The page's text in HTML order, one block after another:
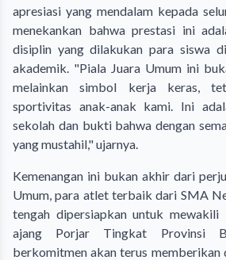
apresiasi yang mendalam kepada
menekankan bahwa prestasi ini
disiplin yang dilakukan para siswa
akademik. "Piala Juara Umum ini
melainkan simbol kerja keras,
sportivitas anak-anak kami. Ini
sekolah dan bukti bahwa dengan
yang mustahil," ujarnya.
Kemenangan ini bukan akhir dari
Umum, para atlet terbaik dari SMA
tengah dipersiapkan untuk
ajang Porjar Tingkat Provinsi
berkomitmen akan terus memberikan